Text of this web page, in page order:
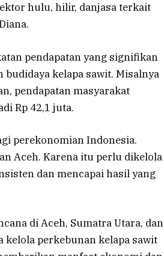
hulu, hilir, danjasa terkait
pendapatan yang signifikan
kelapa sawit. Misalnya
pendapatan masyarakat
Rp 42,1 juta.
perekonomian Indonesia.
Aceh. Karena itu perlu dikelola
dan mencapai hasil yang
di Aceh, Sumatra Utara, dan
kelola perkebunan kelapa sawit